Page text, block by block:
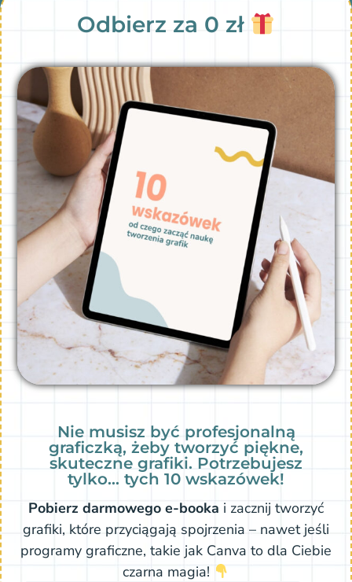
Odbierz za 0 zł
Nie musisz być profesjonalną
graficzką, żeby tworzyć piękne,
skuteczne grafiki. Potrzebujesz
tylko… tych 10 wskazówek!
Pobierz darmowego e-booka i zacznij tworzyć
grafiki, które przyciągają spojrzenia – nawet jeśli
programy graficzne, takie jak Canva to dla Ciebie
czarna magia!